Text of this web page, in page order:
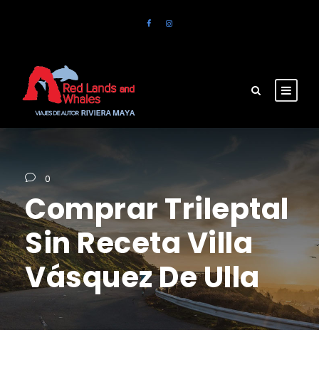
0
Comprar Trileptal
Sin Receta Villa
Vásquez De Ulla